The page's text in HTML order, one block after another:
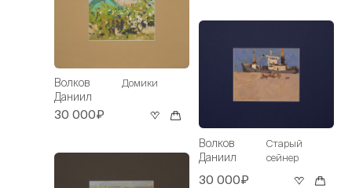
Волков
Даниил
Домики
30 000₽
Волков
Даниил
Старый
сейнер
30 000₽